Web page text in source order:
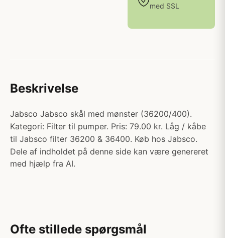
med SSL
Beskrivelse
Jabsco Jabsco skål med mønster (36200/400).
Kategori: Filter til pumper. Pris: 79.00 kr. Låg / kåbe
til Jabsco filter 36200 & 36400. Køb hos Jabsco.
Dele af indholdet på denne side kan være genereret
med hjælp fra AI.
Ofte stillede spørgsmål